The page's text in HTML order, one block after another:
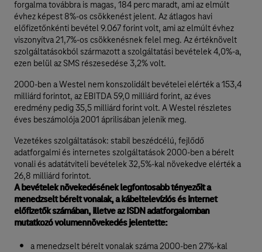
forgalma továbbra is magas, 184 perc maradt, ami az elmúlt
évhez képest 8%-os csökkenést jelent. Az átlagos havi
előfizetőnkénti bevétel 9.067 forint volt, ami az elmúlt évhez
viszonyítva 21,7%-os csökkenésnek felel meg. Az értéknövelt
szolgáltatásokból származott a szolgáltatási bevételek 4,0%-a,
ezen belül az SMS részesedése 3,2% volt.
2000-ben a Westel nem konszolidált bevételei elérték a 153,4
milliárd forintot, az EBITDA 59,0 milliárd forint, az éves
eredmény pedig 35,5 milliárd forint volt. A Westel részletes
éves beszámolója 2001 áprilisában jelenik meg.
Vezetékes szolgáltatások: stabil beszédcélú, fejlődő
adatforgalmi és internetes szolgáltatások 2000-ben a bérelt
vonali és adatátviteli bevételek 32,5%-kal növekedve elérték a
26,8 milliárd forintot.
A bevételek növekedésének legfontosabb tényezőit a
menedzselt bérelt vonalak, a kábeltelevíziós és internet
előfizetők számában, illetve az ISDN adatforgalomban
mutatkozó volumennövekedés jelentette:
a menedzselt bérelt vonalak száma 2000-ben 27%-kal